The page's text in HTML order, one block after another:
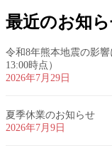
最近のお知
令和8年熊本地震の影
13:00時点）
2026年7月29日
夏季休業のお知らせ
2026年7月9日